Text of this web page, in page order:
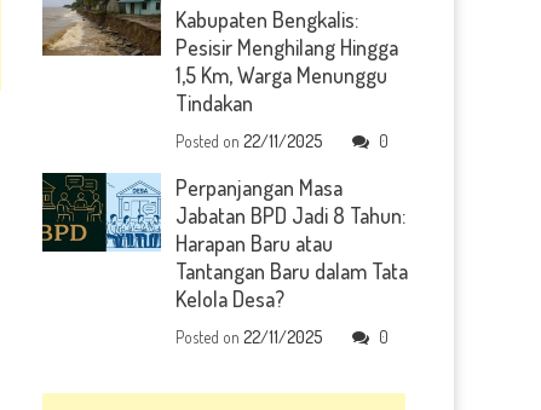
Kabupaten Bengkalis:
Pesisir Menghilang Hingga
1,5 Km, Warga Menunggu
Tindakan
Posted on22/11/2025 0
Perpanjangan Masa
Jabatan BPD Jadi 8 Tahun:
Harapan Baru atau
Tantangan Baru dalam Tata
Kelola Desa?
Posted on22/11/2025 0